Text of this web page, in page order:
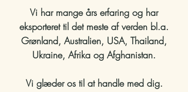
Vi har mange års erfaring og har
eksporteret til det meste af verden bl.a.
Grønland, Australien, USA, Thailand,
Ukraine, Afrika og Afghanistan.
Vi glæder os til at handle med dig.